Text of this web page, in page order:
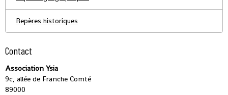
Repères historiques
Contact
Association Ysia
9c, allée de Franche Comté
89000